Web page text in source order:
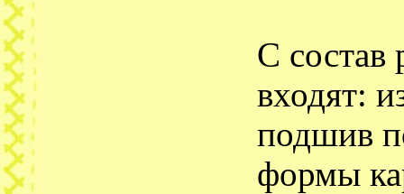
С состав
входят:
подшив
формы